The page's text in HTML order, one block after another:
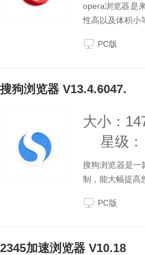
opera浏览器是
性高以及体积小
PC版
搜狗浏览器 V13.4.6047.
大小：
星级：
搜狗浏览器是一
制，能大幅提高
PC版
2345加速浏览器 V10.18